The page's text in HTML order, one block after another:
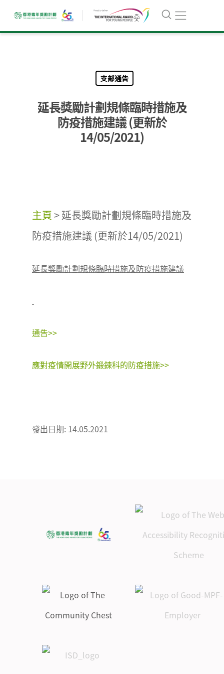
支部通告
延長獎勵計劃規條臨時措施及
防疫措施建議 (更新於
14/05/2021)
主頁>延長獎勵計劃規條臨時措施及
防疫措施建議 (更新於14/05/2021)
延長獎勵計劃規條臨時措施及防疫措施建議
通告>>
應對疫情開展野外鍛鍊科的防疫措施>>
發出日期: 14.05.2021